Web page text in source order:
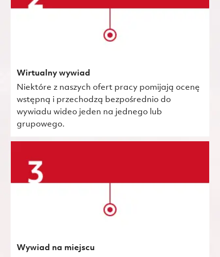
Wirtualny wywiad
Niektóre z naszych ofert pracy pomijają ocenę
wstępną i przechodzą bezpośrednio do
wywiadu wideo jeden na jednego lub
grupowego.
Wywiad na miejscu